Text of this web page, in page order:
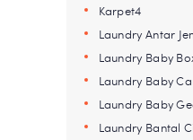
Karpet4
Laundry Antar
Laundry Baby
Laundry Baby
Laundry Baby
Laundry Bantal